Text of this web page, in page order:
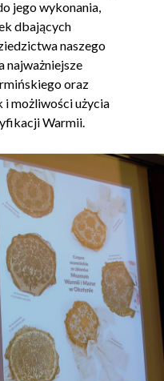
jego wykonania,
dbających
naszego
najważniejsze
oraz
i możliwości użycia
Warmii.